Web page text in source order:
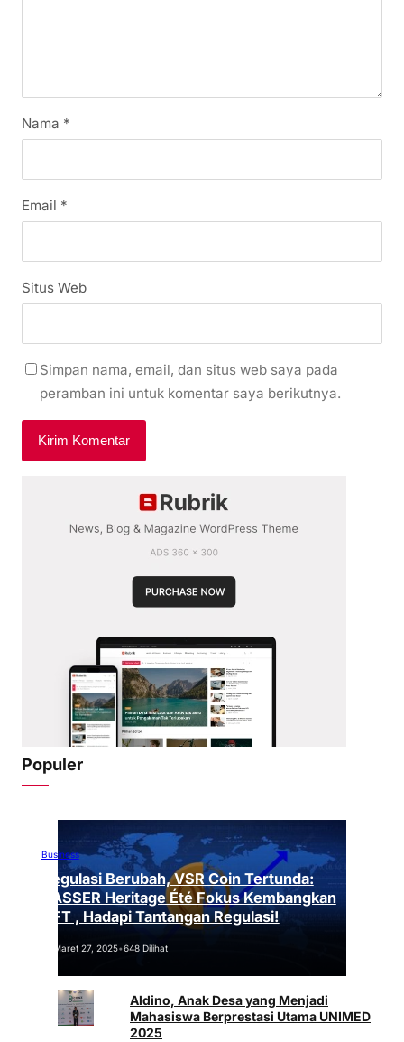
Nama *
Email *
Situs Web
Simpan nama, email, dan situs web saya pada
peramban ini untuk komentar saya berikutnya.
Populer
Business
Regulasi Berubah, VSR Coin Tertunda:
VASSER Heritage Été Fokus Kembangkan
NFT , Hadapi Tantangan Regulasi!
Maret 27, 2025•648 Dilihat
Aldino, Anak Desa yang Menjadi
Mahasiswa Berprestasi Utama UNIMED
2025